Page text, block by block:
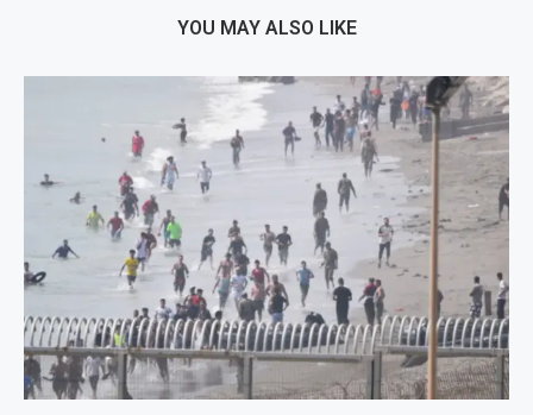
YOU MAY ALSO LIKE